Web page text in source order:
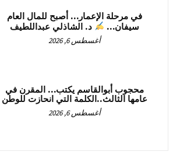
في مرحلة الإعمار… أصبح للمال العام
سيفان…
د. الشاذلي عبداللطيف
أغسطس 6, 2026
محجوب أبوالقاسم يكتب… المقرن في
عامها الثالث..الكلمة التي انحازت للوطن
أغسطس 6, 2026